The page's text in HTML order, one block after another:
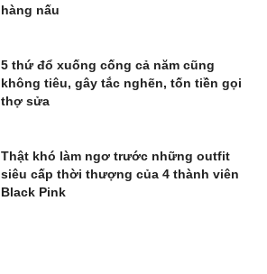
hàng nấu
5 thứ đổ xuống cống cả năm cũng
không tiêu, gây tắc nghẽn, tốn tiền gọi
thợ sửa
Thật khó làm ngơ trước những outfit
siêu cấp thời thượng của 4 thành viên
Black Pink